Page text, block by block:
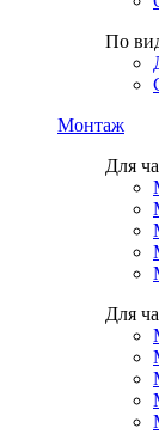
По
Монтаж
Для
Для